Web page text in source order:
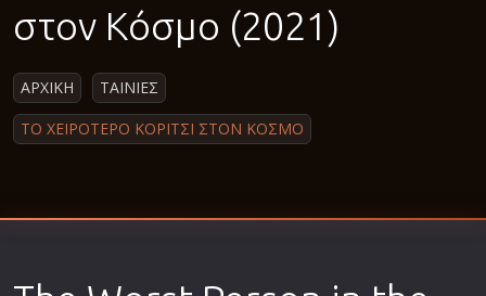
Αισθησιακές
Αστυνομικές
Γουέστερν
στον Κόσμο (2021)
ΑΡΧΙΚΗ
ΤΑΙΝΙΕΣ
ΤΟ ΧΕΙΡΟΤΕΡΟ ΚΟΡΙΤΣΙ ΣΤΟΝ ΚΟΣΜΟ